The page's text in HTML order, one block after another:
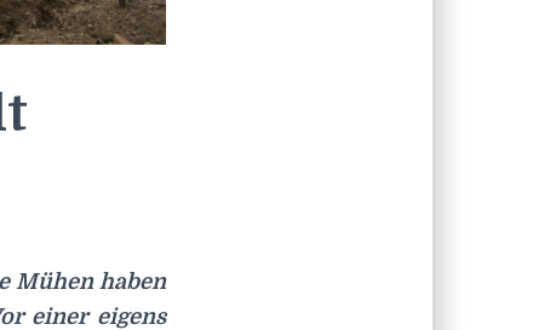
Mühen haben
einer eigens